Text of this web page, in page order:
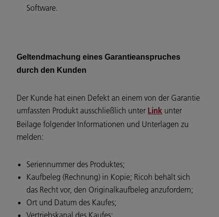
Software.
Geltendmachung eines Garantieanspruches
durch den Kunden
Der Kunde hat einen Defekt an einem von der Garantie
umfassten Produkt ausschließlich unter Link unter
Beilage folgender Informationen und Unterlagen zu
melden:
Seriennummer des Produktes;
Kaufbeleg (Rechnung) in Kopie; Ricoh behält sich
das Recht vor, den Originalkaufbeleg anzufordern;
Ort und Datum des Kaufes;
Vertriebskanal des Kaufes;